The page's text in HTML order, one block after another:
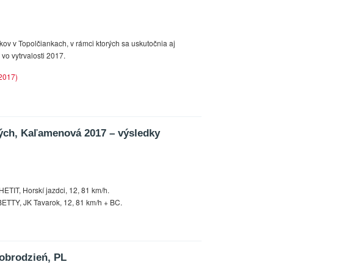
v Topolčiankach, v rámci ktorých sa uskutočnia aj
vytrvalosti 2017.
Kaľamenová 2017 – výsledky
Horskí jazdci, 12, 81 km/h.
JK Tavarok, 12, 81 km/h + BC.
PL